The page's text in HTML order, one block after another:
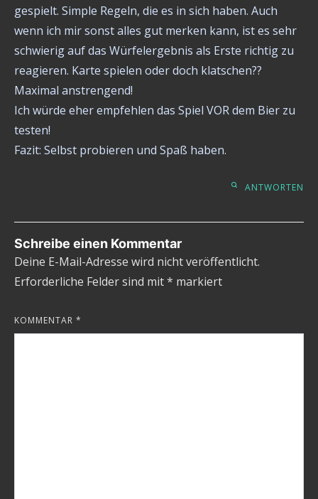
gespielt. Simple Regeln, die es in sich haben. Auch
wenn ich mir sonst alles gut merken kann, ist es sehr
schwierig auf das Würfelergebnis als Erste richtig zu
reagieren. Karte spielen oder doch klatschen??
Maximal anstrengend!
Ich würde eher empfehlen das Spiel VOR dem Bier zu
testen!
Fazit: Selbst probieren und Spaß haben.
ANTWORTEN
Schreibe einen Kommentar
Deine E-Mail-Adresse wird nicht veröffentlicht.
Erforderliche Felder sind mit* markiert
KOMMENTAR *